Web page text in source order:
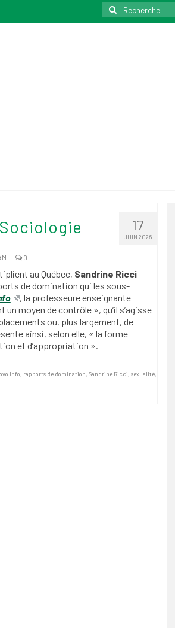
Rechercher
:
17
JUIN 2026
| 0
au Québec, Sandrine Ricci
de domination qui les sous-
, la professeure enseignante
moyen de contrôle », qu’il s’agisse
ou, plus largement, de
ainsi, selon elle, « la forme
et d’appropriation ».
Info, rapports de domination, Sandrine Ricci, sexualité,